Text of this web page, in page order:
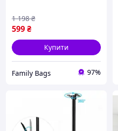
до 50 кг
599₴
1 198 ₴
Купити
Family Bags 97%